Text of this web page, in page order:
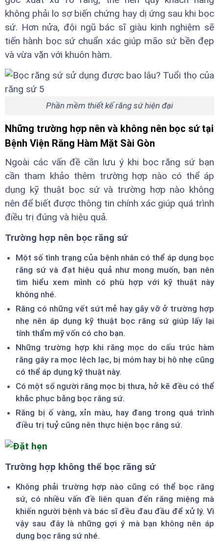
không phải lo sợ biến chứng hay dị ứng sau khi bọc
sứ. Hơn nửa, đội ngũ bác sĩ giàu kinh nghiệm sẽ
tiến hành bọc sứ chuẩn xác giúp mão sứ bền đẹp
và vừa vặn với khuôn hàm.
Phần mềm thiết kế răng sứ hiện đại
Những trường hợp nên và không nên bọc sứ tại
Bệnh Viện Răng Hàm Mặt Sài Gòn
Ngoài các vấn đề cần lưu ý khi bọc răng sứ bạn
cần tham khảo thêm trường hợp nào có thể áp
dụng kỹ thuật bọc sứ và trường hợp nào không
nên để biết được thông tin chính xác giúp quá trình
điều trị đúng và hiệu quả.
Trường hợp nên bọc răng sứ
Một số tình trạng của bệnh nhân có thể áp dụng bọc
răng sứ và đạt hiệu quả như mong muốn, bạn nên
tìm hiểu xem mình có phù hợp với kỹ thuật này
không nhé.
Răng có những vết sứt mẻ hay gãy vỡ ở trường hợp
nhẹ nên áp dụng kỹ thuật bọc răng sứ giúp lấy lại
tính thẩm mỹ vốn có cho bạn.
Những trường hợp khi răng mọc do cấu trúc hàm
răng gây ra mọc lệch lạc, bị móm hay bị hô nhẹ cũng
có thể áp dụng kỹ thuật này.
Có một số người răng mọc bị thưa, hở kẽ đều có thể
khắc phục bằng bọc răng sứ.
Răng bị ố vàng, xỉn màu, hay đang trong quá trình
điều trị tuỷ cũng nên thực hiện bọc răng sứ.
Trường hợp không thể bọc răng sứ
Không phải trường hợp nào cũng có thể bọc răng
sứ, có nhiều vấn đề liên quan đến răng miệng mà
khiến người bệnh và bác sĩ đều đau đầu để xử lý. Vì
vậy sau đây là những gợi ý mà bạn không nên áp
dụng bọc răng sứ nhé.